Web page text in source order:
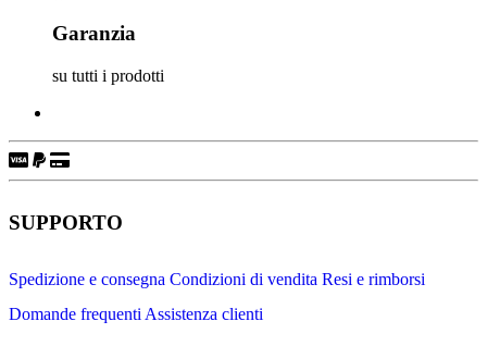
Garanzia
su tutti i prodotti
SUPPORTO
Spedizione e consegna Condizioni di vendita Resi e rimborsi
Domande frequenti Assistenza clienti